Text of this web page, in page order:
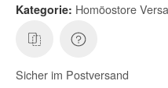
Kategorie: Homöostore
Sicher im Postversand